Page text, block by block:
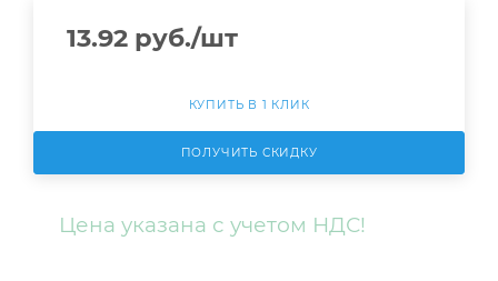
13.92 руб./шт
КУПИТЬ В 1 КЛИК
ПОЛУЧИТЬ СКИДКУ
Цена указана с учетом НДС!